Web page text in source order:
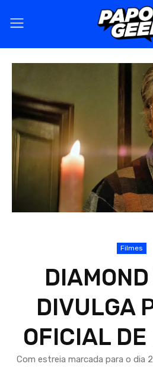
Filmes
DIVULGA
OFICIAL DE
Com estreia marcada para o dia